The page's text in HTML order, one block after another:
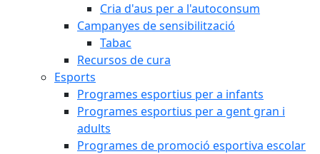
Cria d'aus per a l'autoconsum
Campanyes de sensibilització
Tabac
Recursos de cura
Esports
Programes esportius per a infants
Programes esportius per a gent gran i
adults
Programes de promoció esportiva escolar